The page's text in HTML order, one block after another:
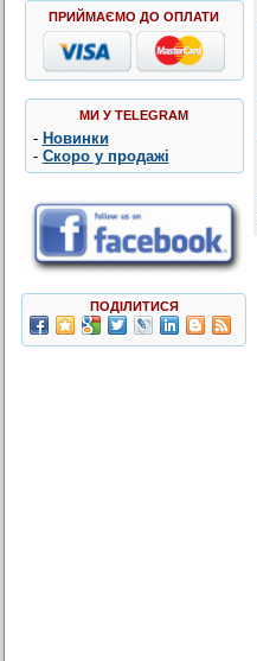
ПРИЙМАЄМО ДО ОПЛАТИ
МИ У TELEGRAM
- Новинки
- Скоро у продажі
ПОДІЛИТИСЯ